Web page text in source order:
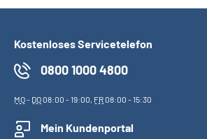
Leichte Sprache
Mein Kundenportal
Kostenloses Servicetelefon
0800 1000 4800
MO- DO08:00 - 19:00, FR08:00 - 15:30
Mein Kundenportal